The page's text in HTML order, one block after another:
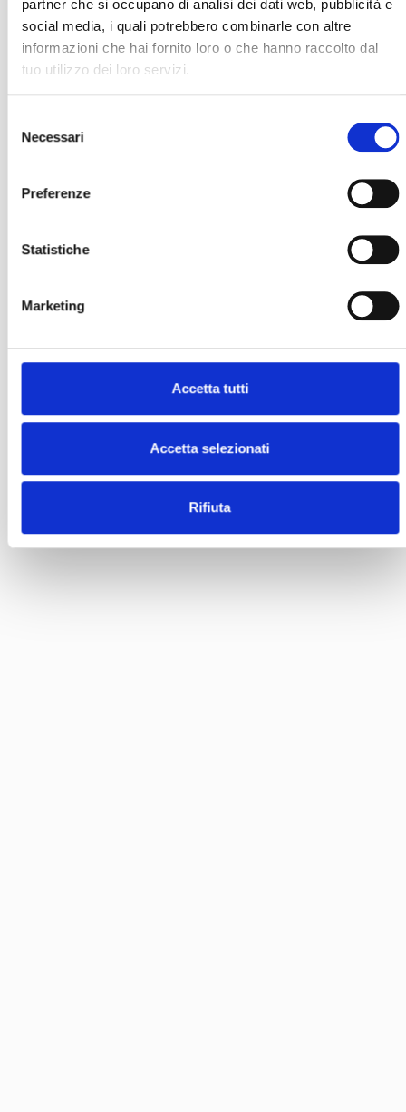
partner che si occupano di analisi dei dati web, pubblicità e
social media, i quali potrebbero combinarle con altre
informazioni che hai fornito loro o che hanno raccolto dal
tuo utilizzo dei loro servizi.
delNecessari
Preferenze
Statistiche
Marketing
Accetta tutti
Accetta selezionati
Rifiuta